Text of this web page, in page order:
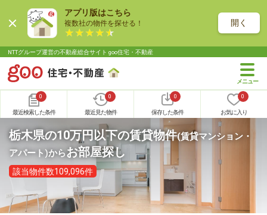
アプリ版はこちら
複数社の物件を探せる！ 開く
NTTグループ運営の不動産総合サイト goo住宅・不動産
0
最近検索した条件
0
最近見た物件
0
保存した条件
0
お気に入り
栃木県の10万円以下の賃貸物件(賃貸マンション・
アパート)からお部屋探し
該当物件数109,096件